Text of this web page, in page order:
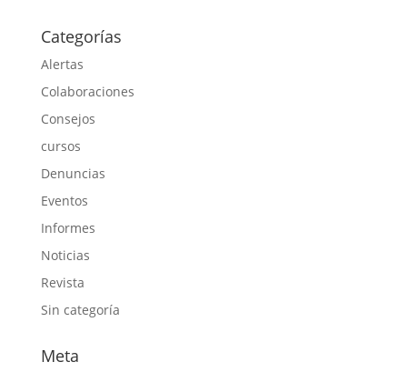
Categorías
Alertas
Colaboraciones
Consejos
cursos
Denuncias
Eventos
Informes
Noticias
Revista
Sin categoría
Meta